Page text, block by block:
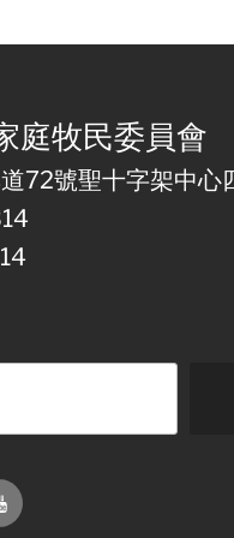
庭牧民委員會
72號聖十字架中心